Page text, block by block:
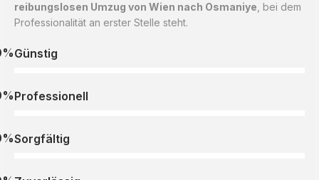
reibungslosen Umzug von Wien nach Osmaniye , bei dem
Professionalität an erster Stelle steht.
Günstig
Professionell
Sorgfältig